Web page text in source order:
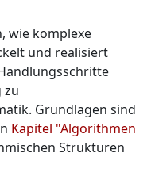
wie komplexe
und realisiert
zu
Grundlagen sind
Kapitel "Algorithmen
Strukturen